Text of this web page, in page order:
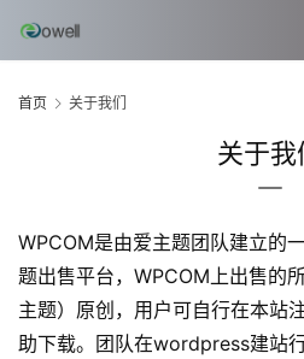
首页 关于我们
关于我
WPCOM是由爱主题团队建立的
题出售平台，WPCOM上出售的
主题）原创，用户可自行在本站
助下载。团队在wordpress建站